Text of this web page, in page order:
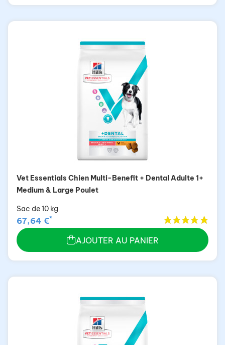
Vet Essentials Chien Multi-Benefit + Dental Adulte 1+
Medium & Large Poulet
Sac de 10 kg
67,64 €*
AJOUTER AU PANIER